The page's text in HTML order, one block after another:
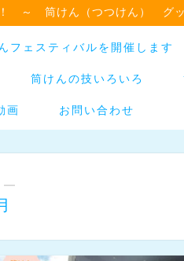
！ ～ 筒けん（つつけん） グ
フェスティバルを開催します
筒けんの技いろいろ
画 お問い合わせ
―